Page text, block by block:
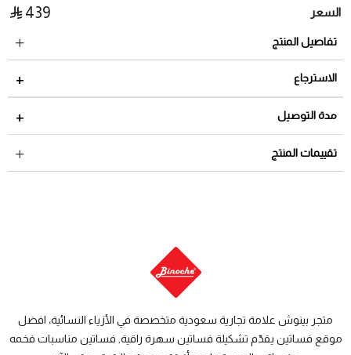
السعر 439
تفاصيل المنتج
الاسترجاع
مدة الاسترجاع 2 أيام من تاريخ استلام الطلب
لمراجعة سياسة الاسترجاع عبر الرابط التالي
مدة التوصيل
داخل السعودية: من 3 الى 8 أيام عمل
تقييمات المنتج
متجر بينوش علامة تجارية سعودية متخصصة في الأزياء النسائية، افضل
موقع فساتين يقدّم تشكيلة فساتين سهرة راقية, فساتين مناسبات فخمه